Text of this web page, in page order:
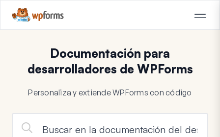
Documentación para
desarrolladores de WPForms
Personaliza y extiende WPForms con código